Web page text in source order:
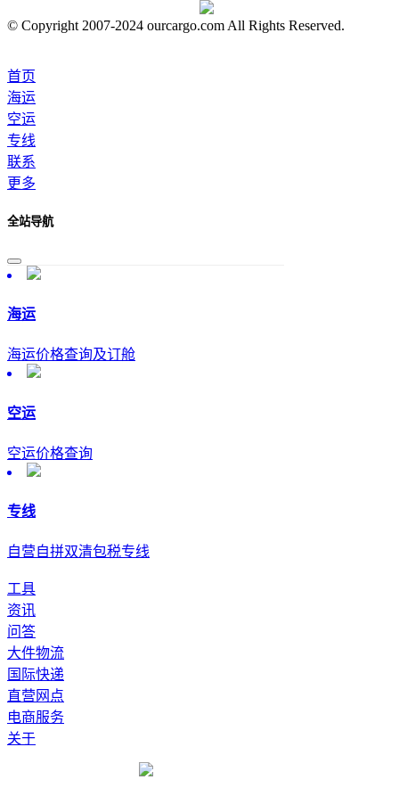
© Copyright 2007-2024 ourcargo.com All Rights Reserved.
首页
海运
空运
专线
联系
更多
全站导航
海运
海运价格查询及订舱
空运
空运价格查询
专线
自营自拼双清包税专线
工具
资讯
问答
大件物流
国际快递
直营网点
电商服务
关于